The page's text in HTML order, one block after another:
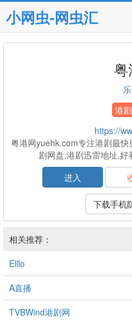
小网虫-网虫汇
粤
港剧
https://
粤港网yuehk.com专注港剧最
剧网盘,港剧迅雷地址,
进入
下载手机
相关推荐：
Elllo
A直播
TVBWind港剧网